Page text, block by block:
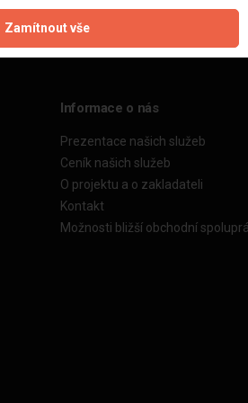
Informace o nás
Prezentace našich služeb
Ceník našich služeb
O projektu a o zakladateli
Kontakt
Možnosti bližší obchodní
Zamítnout vše